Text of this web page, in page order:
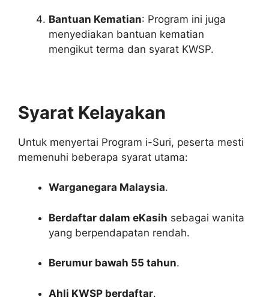
Bantuan Kematian: Program ini juga
menyediakan bantuan kematian
mengikut terma dan syarat KWSP.
Syarat Kelayakan
Untuk menyertai Program i-Suri, peserta mesti
memenuhi beberapa syarat utama:
Warganegara Malaysia.
Berdaftar dalam eKasih sebagai wanita
yang berpendapatan rendah.
Berumur bawah 55 tahun.
Ahli KWSP berdaftar.